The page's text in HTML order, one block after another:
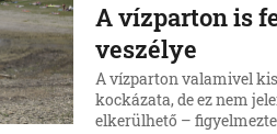
A vízparton is
veszélye
A vízparton valamivel
kockázata, de ez nem
elkerülhető –